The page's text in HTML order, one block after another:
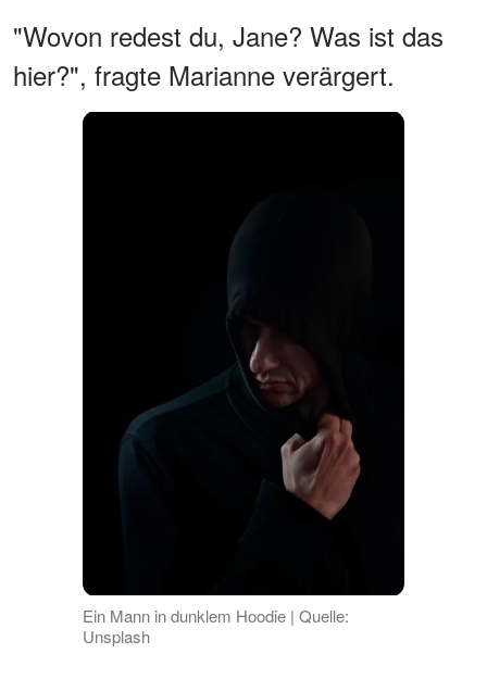
"Wovon redest du, Jane? Was ist das
hier?", fragte Marianne verärgert.
Ein Mann in dunklem Hoodie | Quelle:
Unsplash